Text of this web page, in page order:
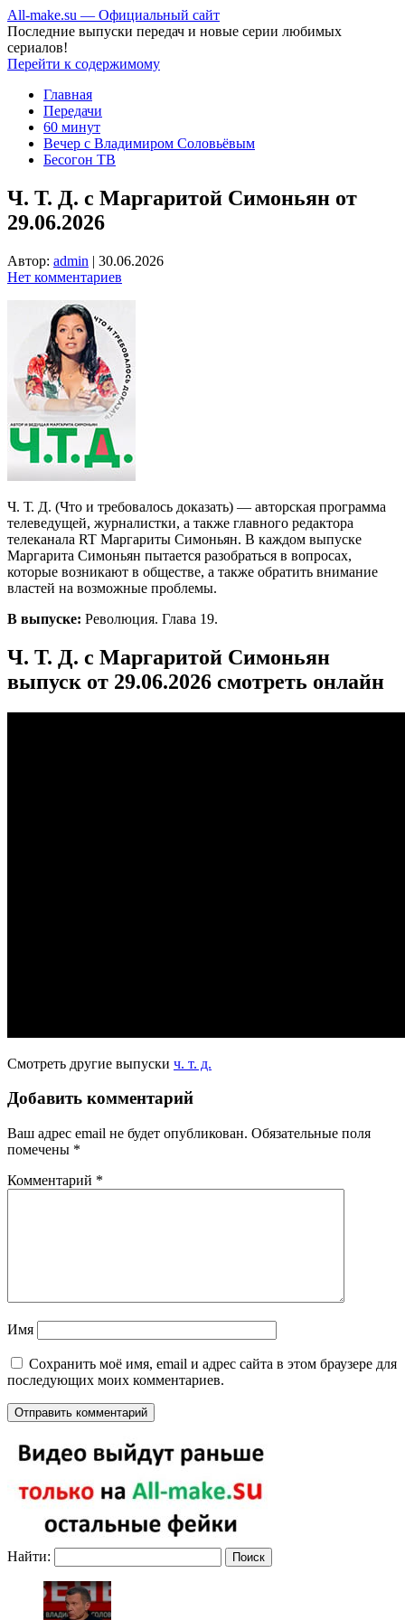
All-make.su — Официальный сайт
Последние выпуски передач и новые серии любимых
сериалов!
Перейти к содержимому
Главная
Передачи
60 минут
Вечер с Владимиром Соловьёвым
Бесогон ТВ
Ч. Т. Д. с Маргаритой Симоньян от
29.06.2026
Автор: admin | 30.06.2026
Нет комментариев
Ч. Т. Д. (Что и требовалось доказать) — авторская программа
телеведущей, журналистки, а также главного редактора
телеканала RT Маргариты Симоньян. В каждом выпуске
Маргарита Симоньян пытается разобраться в вопросах,
которые возникают в обществе, а также обратить внимание
властей на возможные проблемы.
В выпуске: Революция. Глава 19.
Ч. Т. Д. с Маргаритой Симоньян
выпуск от 29.06.2026 смотреть онлайн
Смотреть другие выпуски ч. т. д.
Добавить комментарий
Ваш адрес email не будет опубликован. Обязательные поля
помечены *
Комментарий *
Имя
Сохранить моё имя, email и адрес сайта в этом браузере для
последующих моих комментариев.
Найти: